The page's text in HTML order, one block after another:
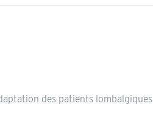
des patients lombalgiques